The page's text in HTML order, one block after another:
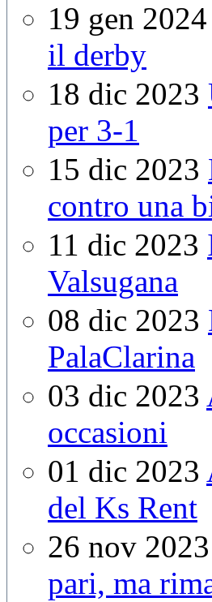
19 gen 2024
il derby
18 dic 2023
per 3-1
15 dic 2023
contro una
11 dic 2023
Valsugana
08 dic 2023
PalaClarina
03 dic 2023
occasioni
01 dic 2023
del Ks Rent
26 nov 2023
pari, ma